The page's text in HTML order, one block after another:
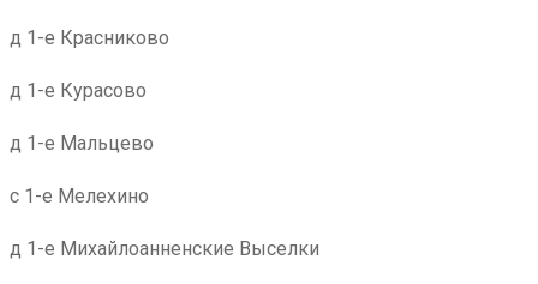
д 1-е Красниково
д 1-е Курасово
д 1-е Мальцево
с 1-е Мелехино
д 1-е Михайлоанненские Выселки